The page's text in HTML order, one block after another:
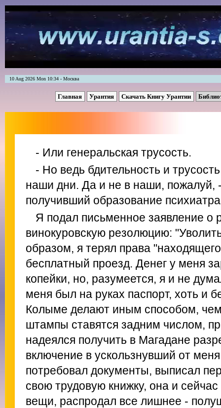
10 Aug 2026 Mon 10:34 - Москва
Главная Урантия Скачать Книгу Урантии
- Или генеральская трусость.
- Но ведь бдительность и
наши дни. Да и не в наши, пожалуй,
получивший образование
Я подал письменное заявление о
винокуровскую резолюцию:
образом, я терял права
бесплатный проезд. Денег у меня
копейки, но, разумеется, я и не
меня был на руках паспорт, хоть и
Колыме делают иным способом,
штампы ставятся задним числом,
надеялся получить в Магадане
включение в ускользнувший от
потребовал документы, выписал
свою трудовую книжку, она и
вещи, распродал все лишнее -